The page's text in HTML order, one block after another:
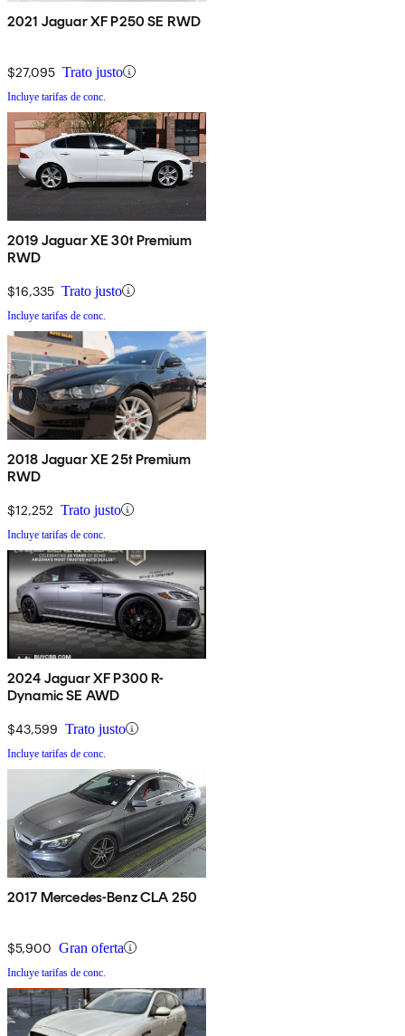
2021 Jaguar XF P250 SE RWD
$27,095 Trato justo
Incluye tarifas de conc.
2019 Jaguar XE 30t Premium
RWD
$16,335 Trato justo
Incluye tarifas de conc.
2018 Jaguar XE 25t Premium
RWD
$12,252 Trato justo
Incluye tarifas de conc.
2024 Jaguar XF P300 R-
Dynamic SE AWD
$43,599 Trato justo
Incluye tarifas de conc.
2017 Mercedes-Benz CLA 250
$5,900 Gran oferta
Incluye tarifas de conc.